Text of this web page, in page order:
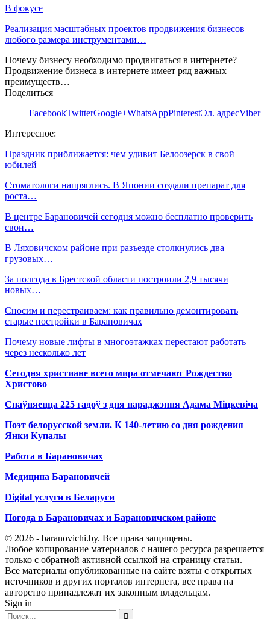
В фокусе
Реализация масштабных проектов продвижения бизнесов
любого размера инструментами…
Почему бизнесу необходимо продвигаться в интернете?
Продвижение бизнеса в интернете имеет ряд важных
преимуществ…
Поделиться
FacebookTwitterGoogle+WhatsAppPinterestЭл. адресViber
Интересное:
Праздник приближается: чем удивит Белоозерск в свой
юбилей
Стоматологи напряглись. В Японии создали препарат для
роста…
В центре Барановичей сегодня можно бесплатно проверить
свои…
В Ляховичском районе при разъезде столкнулись два
грузовых…
За полгода в Брестской области построили 2,9 тысячи
новых…
Сносим и перестраиваем: как правильно демонтировать
старые постройки в Барановичах
Почему новые лифты в многоэтажках перестают работать
через несколько лет
Сегодня христиане всего мира отмечают Рождество
Христово
Спаўняецца 225 гадоў з дня нараджэння Адама Міцкевіча
Поэт белорусской земли. К 140-летию со дня рождения
Янки Купалы
Работа в Барановичах
Медицина Барановичей
Digital услуги в Беларуси
Погода в Барановичах и Барановичском районе
© 2026 - baranovichi.by. Все права защищены.
Любое копирование материалов с нашего ресурса разрешается
только с обратной активной ссылкой на страницу статьи.
Все материалы опубликованные на сайте взяты с открытых
источников и других порталов интернета, все права на
авторство принадлежат их законным владельцам.
Sign in